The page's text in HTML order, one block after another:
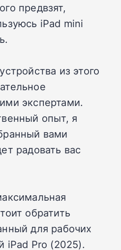
предвзят,
iPad mini
из этого
экспертами.
опыт, я
вами
радовать вас
обратить
для рабочих
iPad Pro (2025).